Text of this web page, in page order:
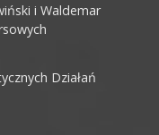
i Waldemar
Działań